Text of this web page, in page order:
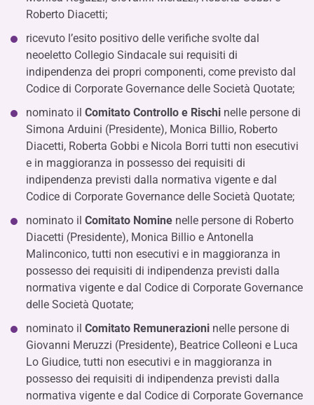
Roberto Diacetti;
ricevuto l’esito positivo delle verifiche svolte dal
neoeletto Collegio Sindacale sui requisiti di
indipendenza dei propri componenti, come previsto dal
Codice di Corporate Governance delle Società Quotate;
nominato il Comitato Controllo e Rischi nelle persone di
Simona Arduini (Presidente), Monica Billio, Roberto
Diacetti, Roberta Gobbi e Nicola Borri tutti non esecutivi
e in maggioranza in possesso dei requisiti di
indipendenza previsti dalla normativa vigente e dal
Codice di Corporate Governance delle Società Quotate;
nominato il Comitato Nomine nelle persone di Roberto
Diacetti (Presidente), Monica Billio e Antonella
Malinconico, tutti non esecutivi e in maggioranza in
possesso dei requisiti di indipendenza previsti dalla
normativa vigente e dal Codice di Corporate Governance
delle Società Quotate;
nominato il Comitato Remunerazioni nelle persone di
Giovanni Meruzzi (Presidente), Beatrice Colleoni e Luca
Lo Giudice, tutti non esecutivi e in maggioranza in
possesso dei requisiti di indipendenza previsti dalla
normativa vigente e dal Codice di Corporate Governance